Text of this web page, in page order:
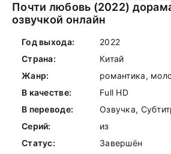
Почти любовь (2022)
озвучкой онлайн
Год выхода:
2022
Страна:
Китай
Жанр:
романтика,
В качестве:
Full HD
В переводе:
Озвучка,
Серий:
из
Статус:
Завершён